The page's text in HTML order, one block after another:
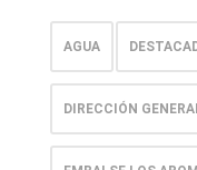
AGUA
DIRECCIÓN